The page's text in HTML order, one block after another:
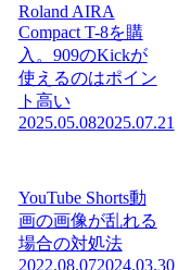
Roland AIRA
Compact T-8を購
入。909のKickが
使えるのはポイン
ト高い
2025.05.082025.07.21
YouTube Shorts動
画の画像が乱れる
場合の対処法
2022.08.072024.03.30